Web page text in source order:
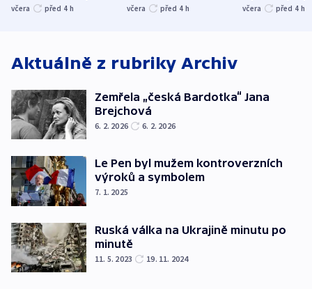
stromy a poničily
včera před 4 h
Oscara, zabojuje o
včera před 4 h
německého
včera před 4 h
Aktuálně z rubriky Archiv
Zemřela „česká Bardotka“ Jana
Brejchová
6. 2. 2026 6. 2. 2026
Le Pen byl mužem kontroverzních
výroků a symbolem
7. 1. 2025
Ruská válka na Ukrajině minutu po
minutě
11. 5. 2023 19. 11. 2024